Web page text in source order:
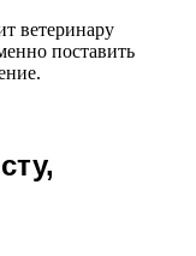
ветеринару
поставить